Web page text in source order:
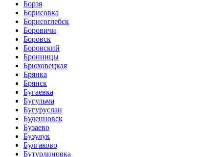
Борзя
Борисовка
Борисоглебск
Боровичи
Боровск
Боровский
Бронницы
Брюховецкая
Брянка
Брянск
Бугаевка
Бугульма
Бугуруслан
Буденновск
Бузаево
Бузулук
Булгаково
Бутурлиновка